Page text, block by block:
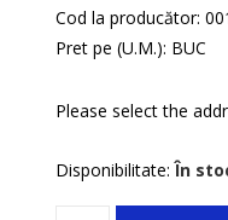
Cod la producător:
Pret pe (U.M.): BUC
Please select the
Disponibilitate: În